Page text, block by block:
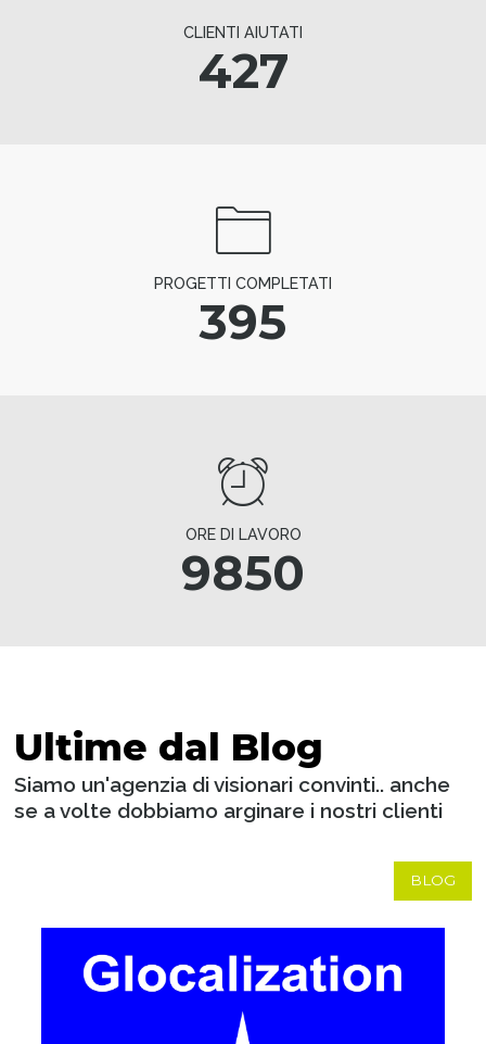
CLIENTI AIUTATI
427
PROGETTI COMPLETATI
395
ORE DI LAVORO
9850
Ultime dal Blog
Siamo un'agenzia di visionari convinti.. anche
se a volte dobbiamo arginare i nostri clienti
BLOG